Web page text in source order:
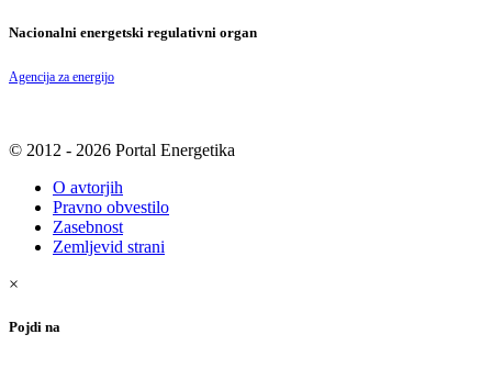
Nacionalni energetski regulativni organ
Agencija za energijo
© 2012 - 2026 Portal Energetika
O avtorjih
Pravno obvestilo
Zasebnost
Zemljevid strani
×
Pojdi na